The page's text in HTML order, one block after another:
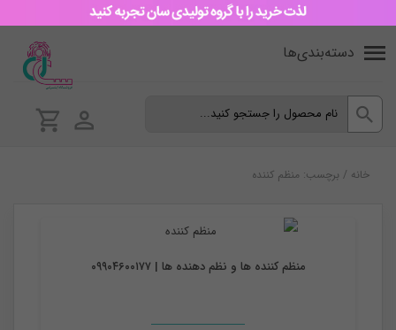
دسته‌بندی‌ها
خانه / برچسب: منظم کننده
منظم کننده ها و نظم دهنده ها | ۰۹۹۰۴۶۰۰۱۷۷